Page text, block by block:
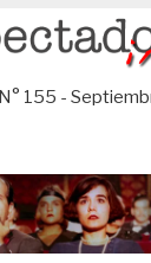
N° 155 -